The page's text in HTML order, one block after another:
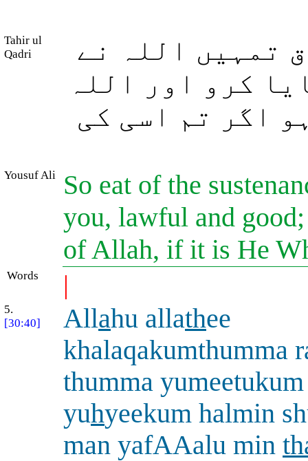
Tahir ul
Qadri
تمہیں اللہ نے
کرو اور اللہ
اگر تم اسی کی
Yousuf Ali
So eat of the
you, lawful and
of Allah, if it is He
Words |
5.
[30:40]
Allahu allathee
khalaqakumthumma
thumma
yuhyeekum halmin
man yafAAalu min